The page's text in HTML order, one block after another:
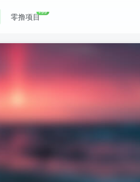
零撸项目+99